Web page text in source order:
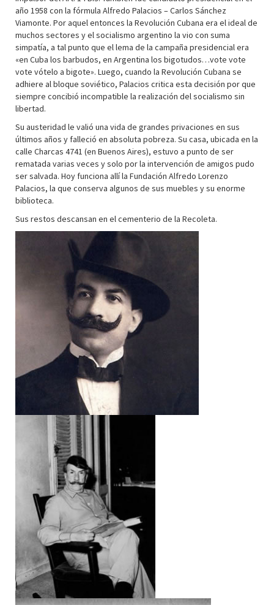
año 1958 con la fórmula Alfredo Palacios – Carlos Sánchez
Viamonte. Por aquel entonces la Revolución Cubana era el ideal de
muchos sectores y el socialismo argentino la vio con suma
simpatía, a tal punto que el lema de la campaña presidencial era
«en Cuba los barbudos, en Argentina los bigotudos…vote vote
vote vótelo a bigote». Luego, cuando la Revolución Cubana se
adhiere al bloque soviético, Palacios critica esta decisión por que
siempre concibió incompatible la realización del socialismo sin
libertad.
Su austeridad le valió una vida de grandes privaciones en sus
últimos años y falleció en absoluta pobreza. Su casa, ubicada en la
calle Charcas 4741 (en Buenos Aires), estuvo a punto de ser
rematada varias veces y solo por la intervención de amigos pudo
ser salvada. Hoy funciona allí la Fundación Alfredo Lorenzo
Palacios, la que conserva algunos de sus muebles y su enorme
biblioteca.
Sus restos descansan en el cementerio de la Recoleta.